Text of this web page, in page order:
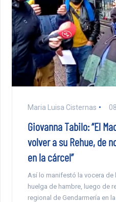
Maria Luisa Cisternas
Giovanna Tabilo: “El
volver a su Rehue, de
en la cárcel”
Así lo manifestó la vocera
huelga de hambre, luego de
regional de Gendarmería en